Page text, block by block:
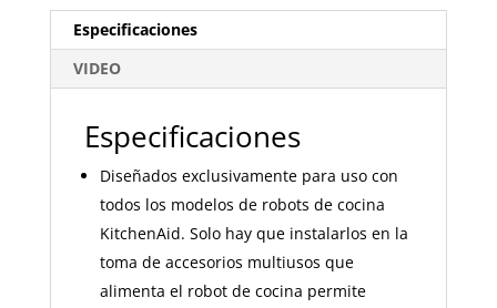
Especificaciones
VIDEO
Especificaciones
Diseñados exclusivamente para uso con
todos los modelos de robots de cocina
KitchenAid. Solo hay que instalarlos en la
toma de accesorios multiusos que
alimenta el robot de cocina permite